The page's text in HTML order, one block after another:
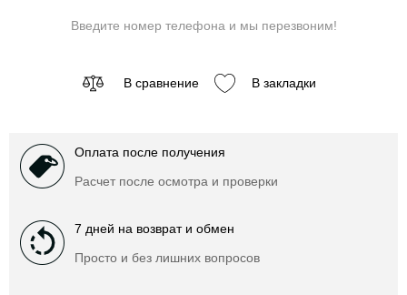
Введите номер телефона и мы перезвоним!
В сравнение В закладки
Оплата после получения
Расчет после осмотра и проверки
7 дней на возврат и обмен
Просто и без лишних вопросов